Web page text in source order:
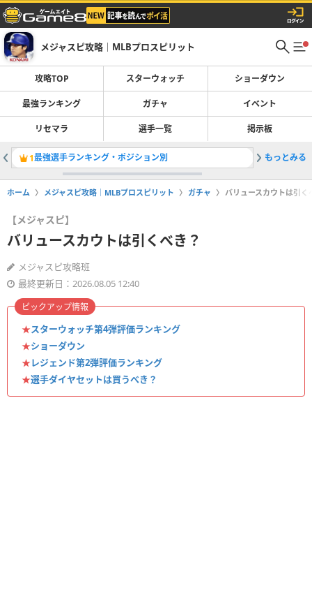
メジャスピ攻略｜MLBプロスピリット
攻略TOP スターウォッチ ショーダウン
最強ランキング ガチャ イベント
リセマラ 選手一覧 掲示板
1最強選手ランキング・ポジション別 2オール
もっとみる
ホーム メジャスピ攻略｜MLBプロスピリット ガチャ バリュースカウトは引く
【メジャスピ】
バリュースカウトは引くべき？
メジャスピ攻略班
最終更新日：2026.08.05 12:40
★スターウォッチ第4弾評価ランキング
★ショーダウン
★レジェンド第2弾評価ランキング
★選手ダイヤセットは買うべき？
ピックアップ情報